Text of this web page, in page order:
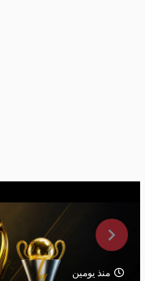
منذ يومين